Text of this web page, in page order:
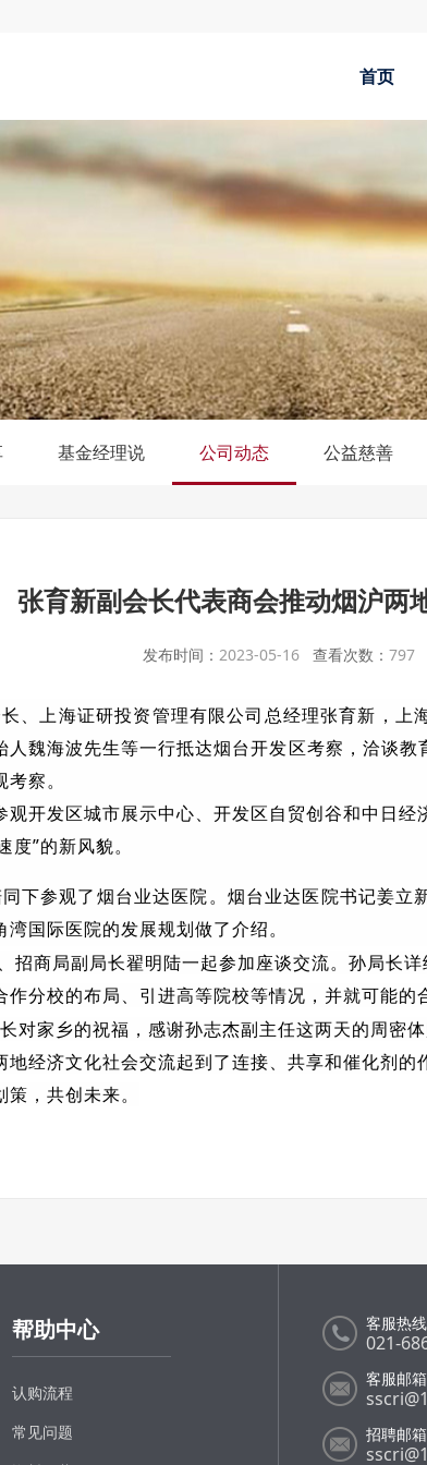
首页
基金经理说 公司动态 公益慈善
张育新副会长代表商会推动烟沪两
发布时间： 2023-05-16 查看次数： 797
、上海证研投资管理有限公司总经理张育新，上
魏海波先生等一行抵达烟台开发区考察，洽谈教
察。
发区城市展示中心、开发区自贸创谷和中日经
”的新风貌。
下参观了烟台业达医院。烟台业达医院书记姜
国际医院的发展规划做了介绍 。
招商局副局长翟明陆一起参加座谈交流。孙局长
分校的布局、引进高等院校等情况，并就可能的
家乡的祝福，感谢孙志杰副主任这两天的周密
经济文化社会交流起到了连接、共享和催化剂
，共创未来。
帮助中心
认购流程
常见问题
客服热线
021-
客服邮箱
招聘邮箱